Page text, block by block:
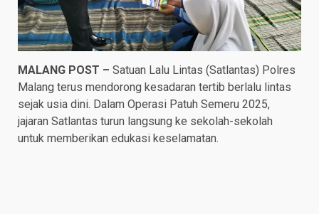
MALANG POST – Satuan Lalu Lintas (Satlantas) Polres
Malang terus mendorong kesadaran tertib berlalu lintas
sejak usia dini. Dalam Operasi Patuh Semeru 2025,
jajaran Satlantas turun langsung ke sekolah-sekolah
untuk memberikan edukasi keselamatan.